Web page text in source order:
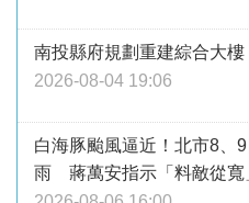
南投縣府規劃重建綜合大
2026-08-04 19:06
白海豚颱風逼近！北市8、
雨 蔣萬安指示「料敵從寬